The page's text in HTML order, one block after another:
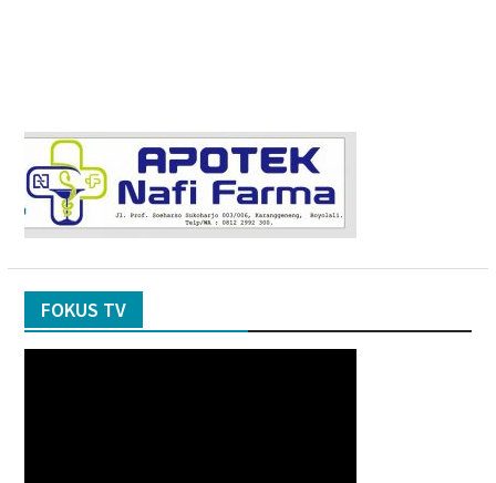
FOKUS TV